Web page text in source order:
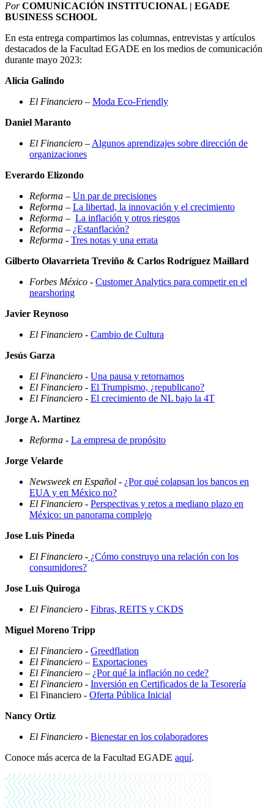
PorCOMUNICACIÓN INSTITUCIONAL | EGADE
BUSINESS SCHOOL
En esta entrega compartimos las columnas, entrevistas y artículos
destacados de la Facultad EGADE en los medios de comunicación
durante mayo 2023:
Alicia Galindo
El Financiero – Moda Eco-Friendly
Daniel Maranto
El Financiero –Algunos aprendizajes sobre dirección de
organizaciones
Everardo Elizondo
Reforma – Un par de precisiones
Reforma – La libertad, la innovación y el crecimiento
Reforma – La inflación y otros riesgos
Reforma – ¿Estanflación?
Reforma - Tres notas y una errata
Gilberto Olavarrieta Treviño & Carlos Rodríguez Maillard
Forbes México - Customer Analytics para competir en el
nearshoring
Javier Reynoso
El Financiero - Cambio de Cultura
Jesús Garza
El Financiero - Una pausa y retornamos
El Financiero - El Trumpismo, ¿republicano?
El Financiero - El crecimiento de NL bajo la 4T
Jorge A. Martínez
Reforma - La empresa de propósito
Jorge Velarde
Newsweek en Español - ¿Por qué colapsan los bancos en
EUA y en México no?
El Financiero - Perspectivas y retos a mediano plazo en
México: un panorama complejo
Jose Luis Pineda
El Financiero - ¿Cómo construyo una relación con los
consumidores?
Jose Luis Quiroga
El Financiero - Fibras, REITS y CKDS
Miguel Moreno Tripp
El Financiero - Greedflation
El Financiero – Exportaciones
El Financiero – ¿Por qué la inflación no cede?
El Financiero - Inversión en Certificados de la Tesorería
El Financiero - Oferta Pública Inicial
Nancy Ortiz
El Financiero - Bienestar en los colaboradores
Conoce más acerca de la Facultad EGADE aquí.